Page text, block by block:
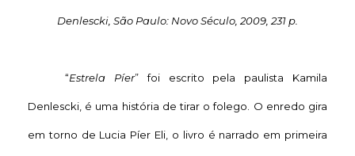
Denlescki, São Paulo: Novo Século, 2009, 231 p.
“Estrela Píer” foi escrito pela paulista Kamila
Denlescki, é uma história de tirar o folego. O enredo gira
em torno de Lucia Píer Eli, o livro é narrado em primeira